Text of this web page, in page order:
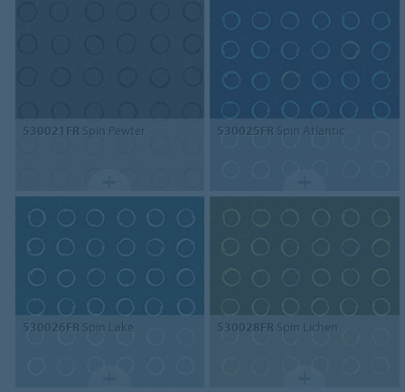
530021FR Spin Pewter 530025FR Spin Atlantic
530026FR Spin Lake 530028FR Spin Lichen